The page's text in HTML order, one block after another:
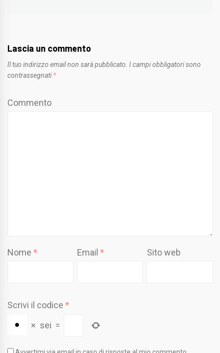
Lascia un commento
Il tuo indirizzo email non sarà pubblicato. I campi obbligatori sono
contrassegnati *
Commento
Nome * Email* Sito web
Scrivi il codice *
× sei =